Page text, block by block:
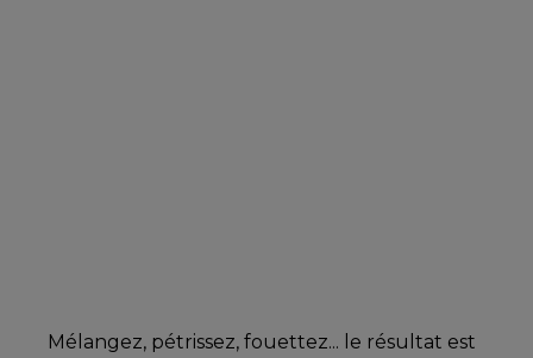
Mélangez, pétrissez, fouettez... le résultat est